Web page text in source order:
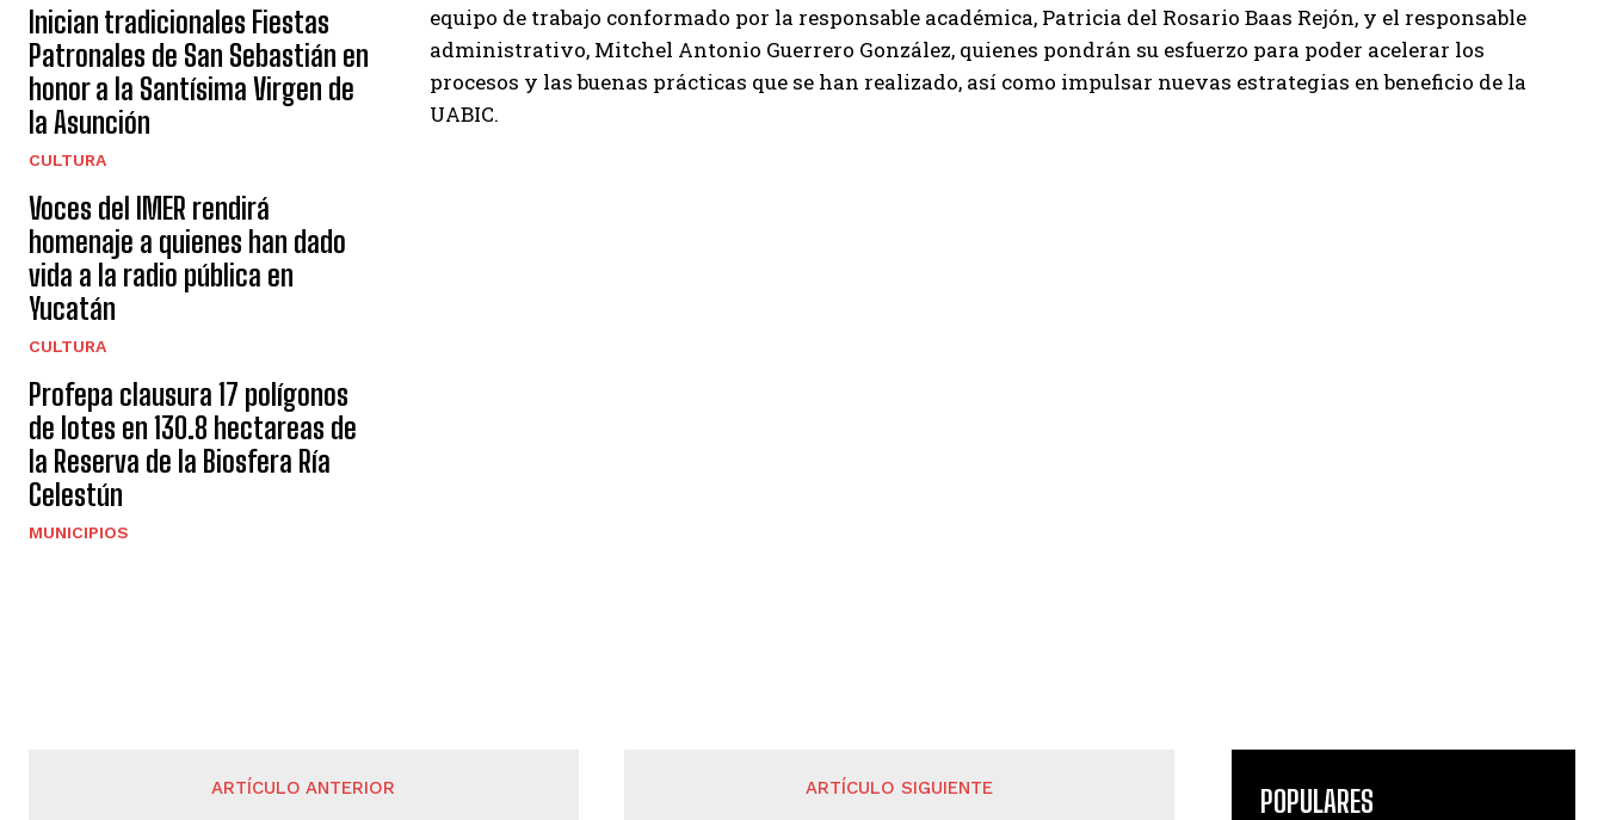
Inician tradicionales Fiestas
Patronales de San Sebastián en
honor a la Santísima Virgen de
la Asunción
CULTURA
Voces del IMER rendirá
homenaje a quienes han dado
vida a la radio pública en
Yucatán
CULTURA
Profepa clausura 17 polígonos
de lotes en 130.8 hectareas de
la Reserva de la Biosfera Ría
Celestún
MUNICIPIOS
equipo de trabajo conformado por la responsable académica, Patricia del Rosario Baas Rejón, y el responsable
administrativo, Mitchel Antonio Guerrero González, quienes pondrán su esfuerzo para poder acelerar los
procesos y las buenas prácticas que se han realizado, así como impulsar nuevas estrategias en beneficio de la
UABIC.
ARTÍCULO ANTERIOR ARTÍCULO SIGUIENTE POPULARES